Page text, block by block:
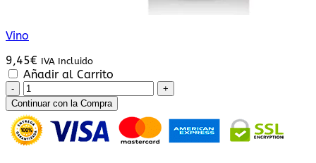
Vino
9,45€ IVA Incluido
Añadir al Carrito
Centro
Flores
Nigeria
cantidad
Continuar con la Compra